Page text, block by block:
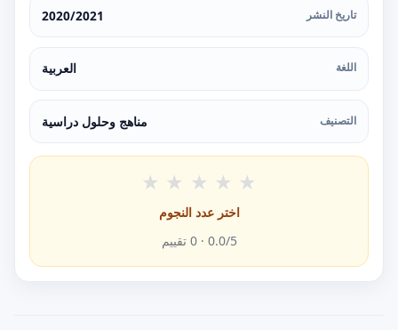
تاريخ النشر 2020/2021
اللغة العربية
التصنيف مناهج وحلول دراسية
★ ★ ★ ★ ★
اختر عدد النجوم
0.0/5 ·
0 تقييم